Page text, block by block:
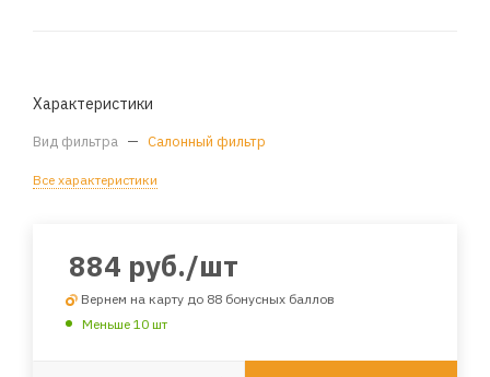
Характеристики
Вид фильтра — Салонный фильтр
Все характеристики
884 руб./шт
Вернем на карту до 88 бонусных баллов
Меньше 10 шт